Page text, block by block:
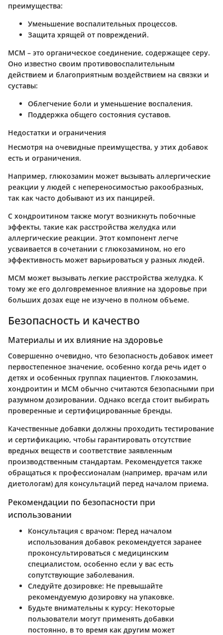
преимущества:
Уменьшение воспалительных процессов.
Защита хрящей от повреждений.
МСМ – это органическое соединение, содержащее серу.
Оно известно своим противовоспалительным
действием и благоприятным воздействием на связки и
суставы:
Облегчение боли и уменьшение воспаления.
Поддержка общего состояния суставов.
Недостатки и ограничения
Несмотря на очевидные преимущества, у этих добавок
есть и ограничения.
Например, глюкозамин может вызывать аллергические
реакции у людей с непереносимостью ракообразных,
так как часто добывают из их панцирей.
С хондроитином также могут возникнуть побочные
эффекты, такие как расстройства желудка или
аллергические реакции. Этот компонент легче
усваивается в сочетании с глюкозамином, но его
эффективность может варьироваться у разных людей.
МСМ может вызывать легкие расстройства желудка. К
тому же его долговременное влияние на здоровье при
больших дозах еще не изучено в полном объеме.
Безопасность и качество
Материалы и их влияние на здоровье
Совершенно очевидно, что безопасность добавок имеет
первостепенное значение, особенно когда речь идет о
детях и особенных группах пациентов. Глюкозамин,
хондроитин и МСМ обычно считаются безопасными при
разумном дозировании. Однако всегда стоит выбирать
проверенные и сертифицированные бренды.
Качественные добавки должны проходить тестирование
и сертификацию, чтобы гарантировать отсутствие
вредных веществ и соответствие заявленным
производственным стандартам. Рекомендуется также
обращаться к профессионалам (например, врачам или
диетологам) для консультаций перед началом приема.
Рекомендации по безопасности при
использовании
Консультация с врачом: Перед началом
использования добавок рекомендуется заранее
проконсультироваться с медицинским
специалистом, особенно если у вас есть
сопутствующие заболевания.
Следуйте дозировке: Не превышайте
рекомендуемую дозировку на упаковке.
Будьте внимательны к курсу: Некоторые
пользователи могут применять добавки
постоянно, в то время как другим может